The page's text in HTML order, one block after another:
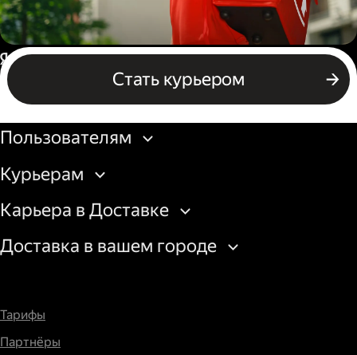
Пеший курьер
Стать курьером
Россия
Бизнесу
Пользователям
Курьерам
Карьера в Доставке
Доставка в вашем городе
Тарифы
Партнёры